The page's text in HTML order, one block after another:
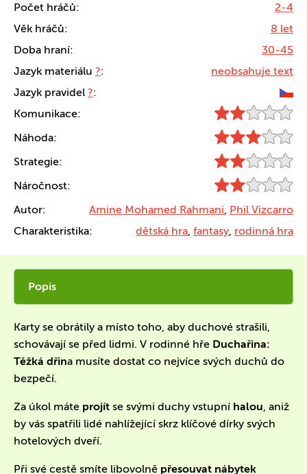
Počet hráčů:
2-4
Věk hráčů:
8 let
Doba hraní:
30-45
Jazyk materiálu ?:
neobsahuje text
Jazyk pravidel ?:
Komunikace:
Náhoda:
Strategie:
Náročnost:
Autor:
Amine Mohamed Rahmani, Phil Vizcarro
Charakteristika:
dětská hra, fantasy, rodinná hra
Popis
Karty se obrátily a místo toho, aby duchové strašili,
schovávají se před lidmi. V rodinné hře Duchařina:
Těžká dřina musíte dostat co nejvíce svých duchů do
bezpečí.
Za úkol máte projít se svými duchy vstupní halou, aniž
by vás spatřili lidé nahlížející skrz klíčové dírky svých
hotelových dveří.
Při své cestě smíte libovolně přesouvat nábytek